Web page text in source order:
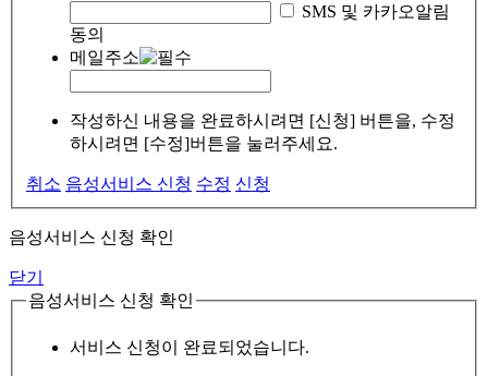
SMS 및 카카오알림
동의
메일주소
작성하신 내용을 완료하시려면 [신청] 버튼을, 수정
하시려면 [수정]버튼을 눌러주세요.
취소 음성서비스 신청 수정 신청
음성서비스 신청 확인
닫기
음성서비스 신청 확인
서비스 신청이 완료되었습니다.